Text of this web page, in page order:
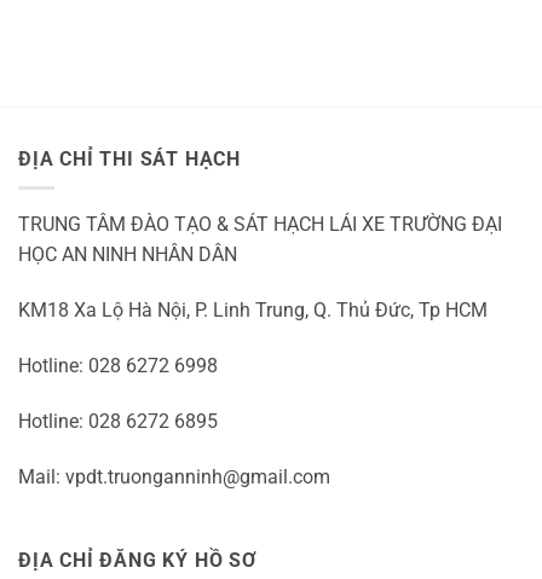
ĐỊA CHỈ THI SÁT HẠCH
TRUNG TÂM ĐÀO TẠO & SÁT HẠCH LÁI XE TRƯỜNG ĐẠI
HỌC AN NINH NHÂN DÂN
KM18 Xa Lộ Hà Nội, P. Linh Trung, Q. Thủ Đức, Tp HCM
Hotline: 028 6272 6998
Hotline: 028 6272 6895
Mail: vpdt.truonganninh@gmail.com
ĐỊA CHỈ ĐĂNG KÝ HỒ SƠ